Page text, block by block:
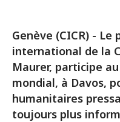
Genève (CICR) -
international de la
Maurer, participe
mondial, à Davos,
humanitaires
toujours plus